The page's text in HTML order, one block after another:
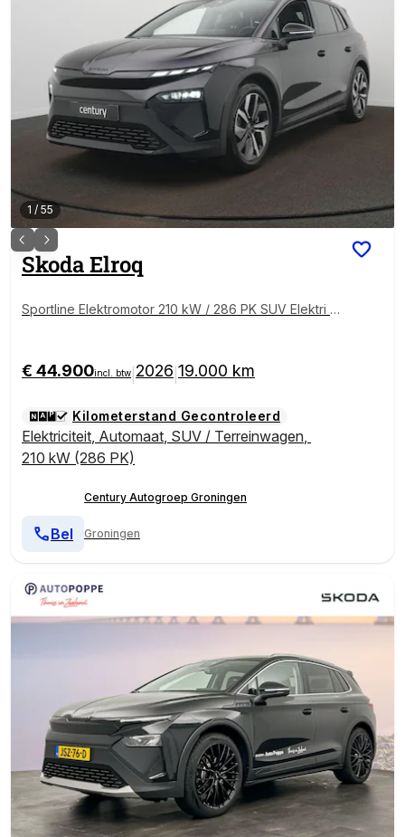
1 / 55
SkodaElroq
Sportline Elektromotor 210 kW / 286 PK SUV Elektri +
€ 44.900incl. btw 2026 19.000 km
Kilometerstand Gecontroleerd
Elektriciteit, Automaat, SUV / Terreinwagen,
210 kW (286 PK)
Century Autogroep Groningen
Groningen
Bel